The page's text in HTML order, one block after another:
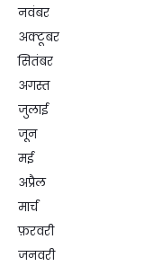
नवंबर
अक्टूबर
सितंबर
अगस्त
जुलाई
जून
मई
अप्रैल
मार्च
फ़रवरी
जनवरी